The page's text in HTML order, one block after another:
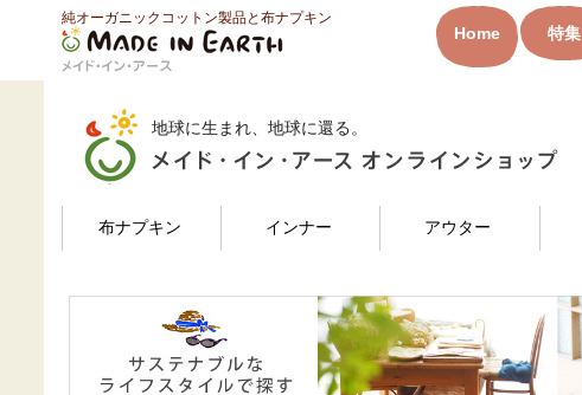
純オーガニックコットン製品と布ナプキン
Home 特集
HOME ログイン
地球に生まれ、地球に還る。
検索
布ナプキン インナー アウター